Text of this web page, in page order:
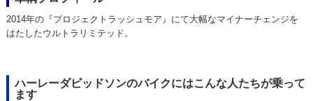
2014年の『プロジェクトラッシュモア』にて大幅なマイナーチェンジを
はたしたウルトラリミテッド。
ハーレーダビッドソンのバイクにはこんな人たちが乗って
ます